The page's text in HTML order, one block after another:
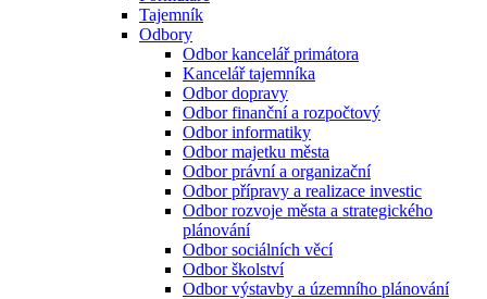
Tajemník
Odbory
Odbor kancelář primátora
Kancelář tajemníka
Odbor dopravy
Odbor finanční a rozpočtový
Odbor informatiky
Odbor majetku města
Odbor právní a organizační
Odbor přípravy a realizace investic
Odbor rozvoje města a strategického
plánování
Odbor sociálních věcí
Odbor školství
Odbor výstavby a územního plánování